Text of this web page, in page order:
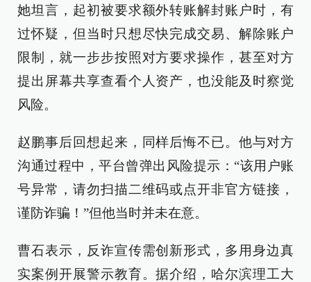
她坦言，起初被要求额外转账解封账户时，有
过怀疑，但当时只想尽快完成交易、解除账户
限制，就一步步按照对方要求操作，甚至对方
提出屏幕共享查看个人资产，也没能及时察觉
风险。
赵鹏事后回想起来，同样后悔不已。他与对方
沟通过程中，平台曾弹出风险提示：“该用户账
号异常，请勿扫描二维码或点开非官方链接，
谨防诈骗！”但他当时并未在意。
曹石表示，反诈宣传需创新形式，多用身边真
实案例开展警示教育。据介绍，哈尔滨理工大